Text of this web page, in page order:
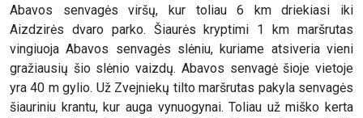
Abavos senvagės viršų, kur toliau 6 km driekiasi iki
Aizdzirės dvaro parko. Šiaurės kryptimi 1 km maršrutas
vingiuoja Abavos senvagės slėniu, kuriame atsiveria vieni
gražiausių šio slėnio vaizdų. Abavos senvagė šioje vietoje
yra 40 m gylio. Už Zvejniekų tilto maršrutas pakyla senvagės
šiauriniu krantu, kur auga vynuogynai. Toliau už miško kerta